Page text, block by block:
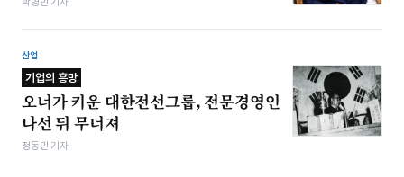
산업
기업의 흥망
오너가 키운 대한전선그룹, 전문경영인
나선 뒤 무너져
정동민 기자